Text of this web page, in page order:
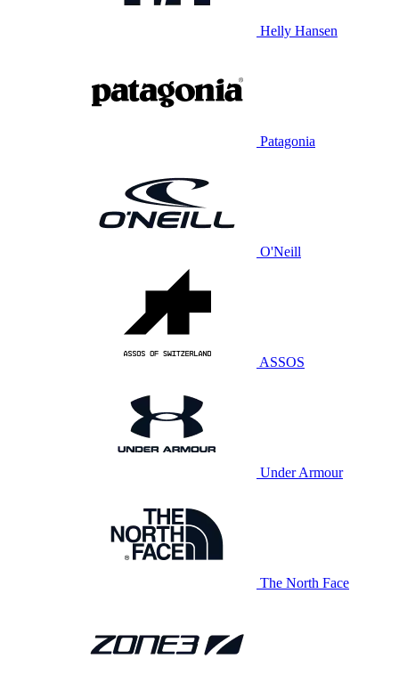
Helly Hansen
Patagonia
O'Neill
ASSOS
Under Armour
The North Face